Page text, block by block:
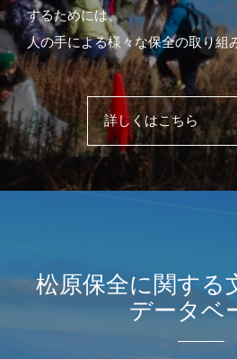
するためには、
人の手による様々な保全の取り組
詳しくはこちら
松原保全に関する
データベ